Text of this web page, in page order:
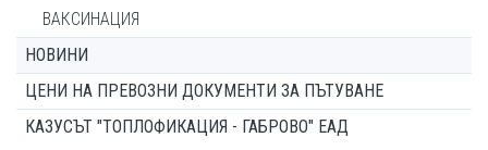
ВАКСИНАЦИЯ
НОВИНИ
ЦЕНИ НА ПРЕВОЗНИ ДОКУМЕНТИ ЗА ПЪТУВАНЕ
КАЗУСЪТ "ТОПЛОФИКАЦИЯ - ГАБРОВО" ЕАД